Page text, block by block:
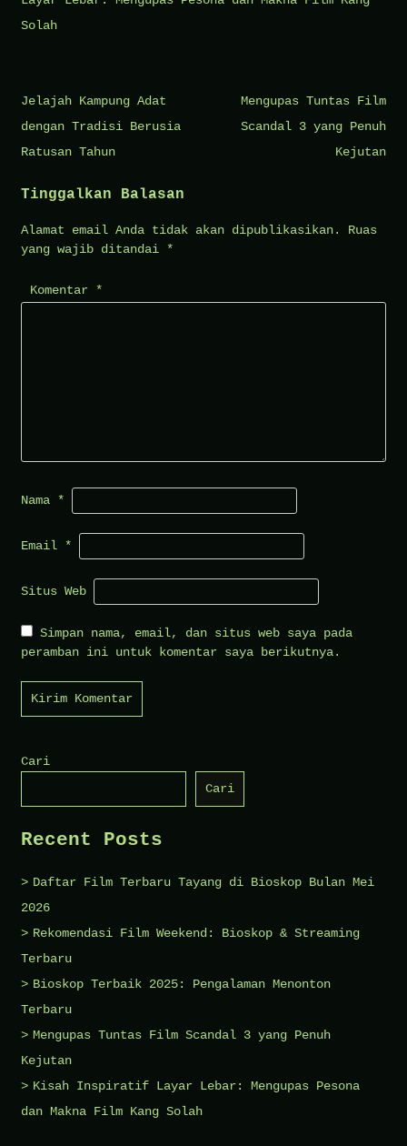
Solah
Navigasi
pos
Jelajah Kampung Adat
dengan Tradisi Berusia
Ratusan Tahun
Mengupas Tuntas Film
Scandal 3 yang Penuh
Kejutan
Tinggalkan Balasan
Alamat email Anda tidak akan dipublikasikan.
Ruas
yang wajib ditandai *
Komentar *
Nama *
Email *
Situs Web
Simpan nama, email, dan situs web saya pada
peramban ini untuk komentar saya berikutnya.
Cari
Cari
Recent Posts
Daftar Film Terbaru Tayang di Bioskop Bulan Mei
2026
Rekomendasi Film Weekend: Bioskop & Streaming
Terbaru
Bioskop Terbaik 2025: Pengalaman Menonton
Terbaru
Mengupas Tuntas Film Scandal 3 yang Penuh
Kejutan
Kisah Inspiratif Layar Lebar: Mengupas Pesona
dan Makna Film Kang Solah